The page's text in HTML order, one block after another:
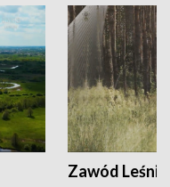
Zawód Leśnik